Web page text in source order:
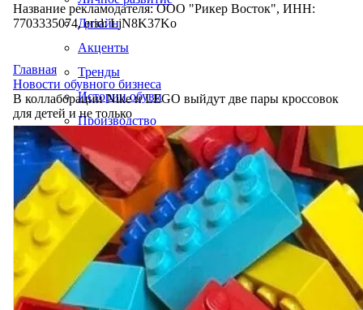
Дизайн
Акценты
Тренды
Истории обуви
Производство
Название рекламодателя: ООО "Рикер Восток", ИНН:
7703335074, erid: LjN8K37Ko
Главная
Новости обувного бизнеса
В коллаборации Nike и LEGO выйдут две пары кроссовок
для детей и не только